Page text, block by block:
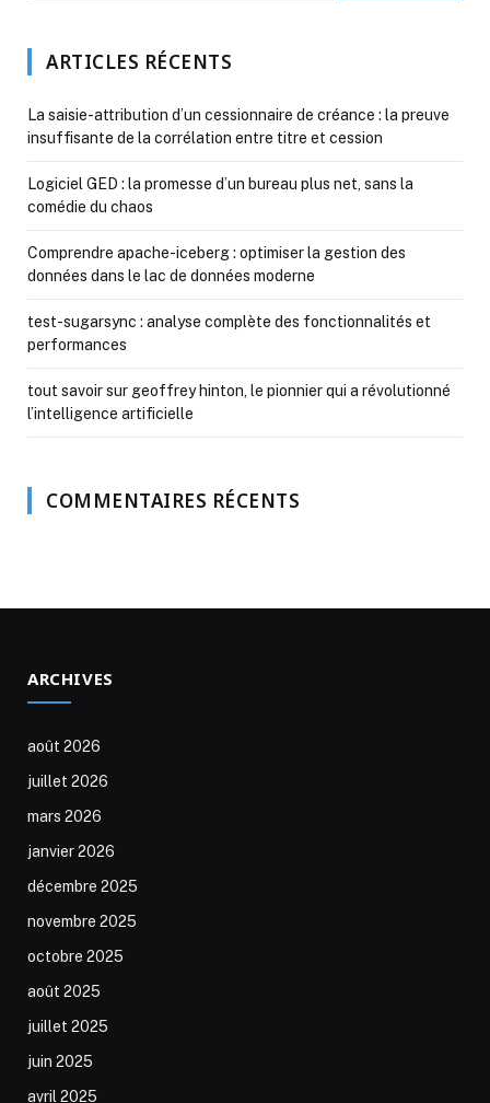
ARTICLES RÉCENTS
La saisie-attribution d’un cessionnaire de créance : la preuve
insuffisante de la corrélation entre titre et cession
Logiciel GED : la promesse d’un bureau plus net, sans la
comédie du chaos
Comprendre apache-iceberg : optimiser la gestion des
données dans le lac de données moderne
test-sugarsync : analyse complète des fonctionnalités et
performances
tout savoir sur geoffrey hinton, le pionnier qui a révolutionné
l’intelligence artificielle
COMMENTAIRES RÉCENTS
ARCHIVES
août 2026
juillet 2026
mars 2026
janvier 2026
décembre 2025
novembre 2025
octobre 2025
août 2025
juillet 2025
juin 2025
avril 2025